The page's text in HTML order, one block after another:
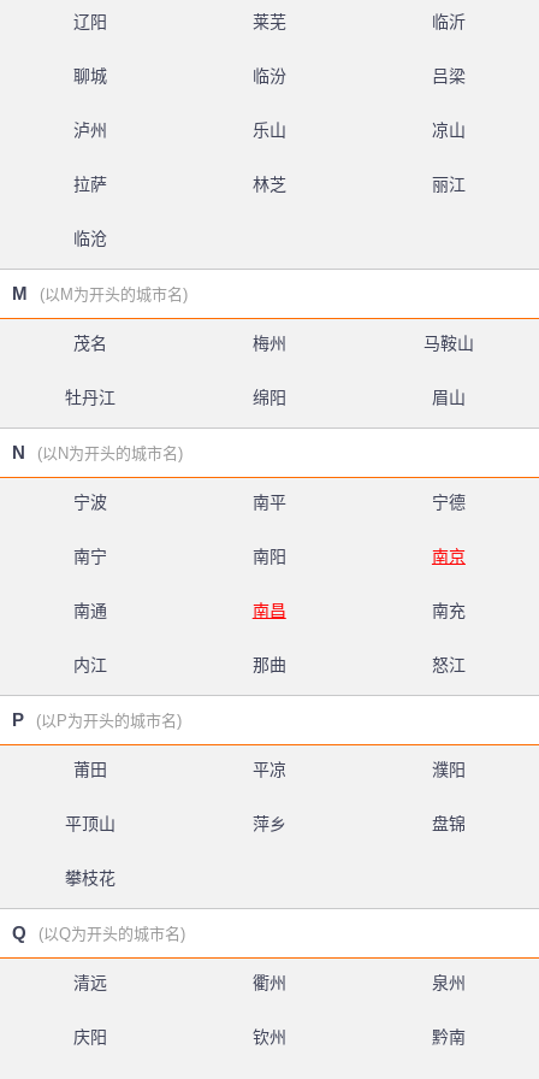
辽阳 莱芜 临沂
聊城 临汾 吕梁
泸州 乐山 凉山
拉萨 林芝 丽江
临沧
M (以M为开头的城市名)
茂名 梅州 马鞍山
牡丹江 绵阳 眉山
N (以N为开头的城市名)
宁波 南平 宁德
南宁 南阳 南京
南通 南昌 南充
内江 那曲 怒江
P (以P为开头的城市名)
莆田 平凉 濮阳
平顶山 萍乡 盘锦
攀枝花
Q (以Q为开头的城市名)
清远 衢州 泉州
庆阳 钦州 黔南